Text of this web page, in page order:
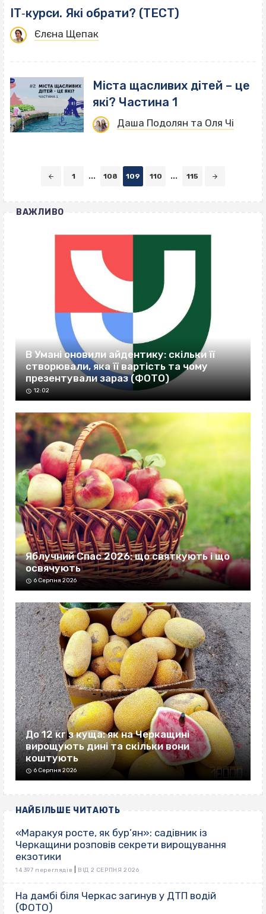
IT‐курси. Які обрати? (ТЕСТ)
Єлєна Щепак
Міста щасливих дітей – це
які? Частина 1
Даша Подолян та Оля Чі
1 ... 108 109 110 ... 115
ВАЖЛИВО
В Умані оновили айдентику: скільки її
створювали, яка її вартість та чому
презентували зараз (ФОТО)
12:02
Яблучний Спас 2026: що святкують і що
освячують
6 Серпня 2026
До 12 кг з куща: як на Черкащині
вирощують дині та скільки вони
коштують
6 Серпня 2026
НАЙБІЛЬШЕ ЧИТАЮТЬ
«Маракуя росте, як бур’ян»: садівник із
Черкащини розповів секрети вирощування
екзотики
14 397 переглядів ВІД 2 СЕРПНЯ 2026
На дамбі біля Черкас загинув у ДТП водій
(ФОТО)